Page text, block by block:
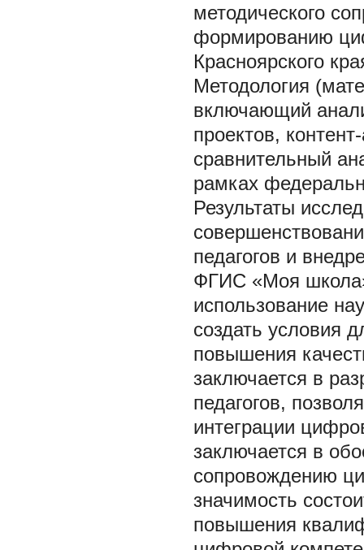
методического
формированию
Красноярского
Методология
включающий
проектов,
сравнительный
рамках
Результаты
педагогов и
ФГИС «Моя
использование
создать условия
повышения
заключается в
педагогов,
интеграции
заключается в
сопровождению
значимость
повышения